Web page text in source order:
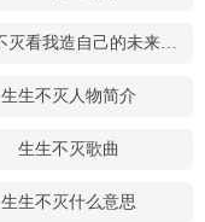
生生不灭看我造自己的未来什么歌
生生不灭人物简介
生生不灭歌曲
生生不灭什么意思